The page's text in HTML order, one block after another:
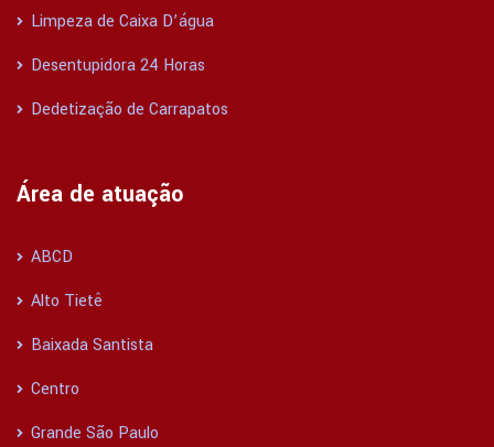
Limpeza de Caixa D’água
Desentupidora 24 Horas
Dedetização de Carrapatos
Área de atuação
ABCD
Alto Tietê
Baixada Santista
Centro
Grande São Paulo